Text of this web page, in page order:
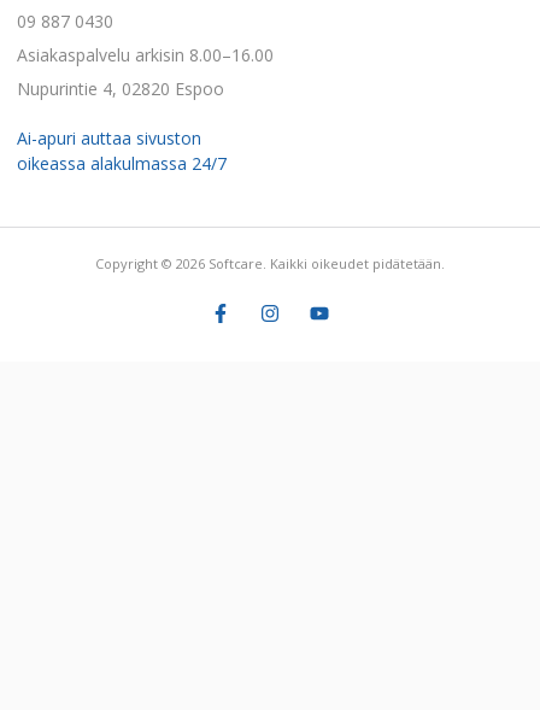
09 887 0430
Asiakaspalvelu arkisin 8.00–16.00
Nupurintie 4, 02820 Espoo
Ai-apuri auttaa sivuston
oikeassa alakulmassa 24/7
Copyright © 2026 Softcare. Kaikki oikeudet pidätetään.